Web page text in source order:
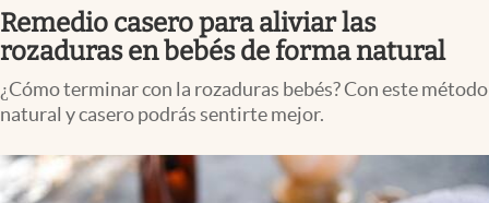
Espiritual
Streaming
PC y mobile
Lifestyle
Remedio casero para aliviar las
rozaduras en bebés de forma natural
¿Cómo terminar con la rozaduras bebés? Con este método
natural y casero podrás sentirte mejor.